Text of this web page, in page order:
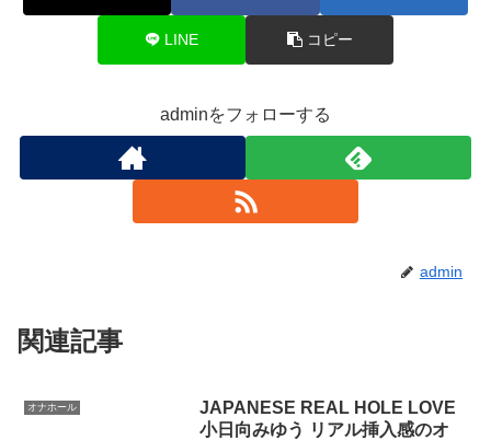
LINE コピー
adminをフォローする
admin
関連記事
オナホール
JAPANESE REAL HOLE LOVE
小日向みゆう リアル挿入感のオ